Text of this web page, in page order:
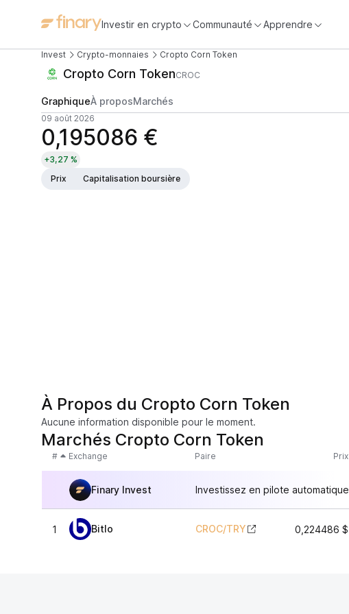
Investir en crypto Communauté Apprendre
Invest Crypto-monnaies Cropto Corn Token
Cropto Corn TokenCROC
GraphiqueÀ proposMarchés
09 août 2026
0,195086 €
+3,27 %
Prix
Capitalisation boursière
À Propos du Cropto Corn Token
Aucune information disponible pour le moment.
Marchés Cropto Corn Token
# Exchange Paire Prix
Finary Invest Investissez en pilote automatique
1 Bitlo CROC/TRY 0,224486 $